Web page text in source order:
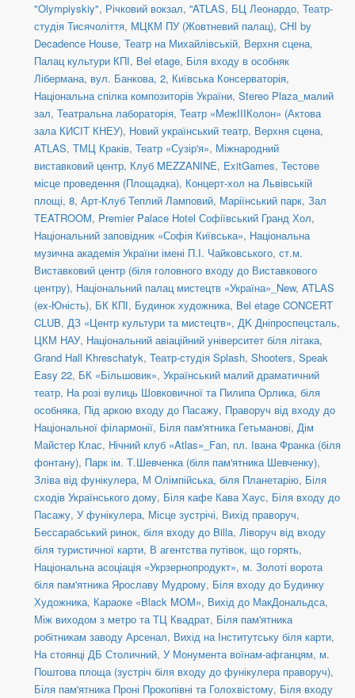
"Olympiyskiy", Річковий вокзал, ''ATLAS, БЦ Леонардо, Театр-
студія Тисячоліття, МЦКМ ПУ (Жовтневий палац), CHI by
Decadence House, Театр на Михайлівській, Верхня сцена,
Палац культури КПІ, Bel etage, Біля входу в особняк
Лібермана, вул. Банкова, 2, Київська Консерваторія,
Національна спілка композиторів України, Stereo Plaza_малий
зал, Театральна лабораторія, Театр «МежIIIКолон» (Актова
зала КИСІТ КНЕУ), Новий український театр, Верхня сцена,
ATLAS, ТМЦ Краків, Театр «Сузір'я», Міжнародний
виставковий центр, Клуб MEZZANINE, ExitGames, Тестове
місце проведення (Площадка), Концерт-хол на Львівській
площі, 8, Арт-Клуб Теплий Ламповий, Маріїнський парк, Зал
TEATROOM, Premier Palace Hotel Софіївський Гранд Хол,
Національний заповідник «Софія Київська», Національна
музична академія України імені П.І. Чайковського, ст.м.
Виставковий центр (біля головного входу до Виставкового
центру), Національний палац мистецтв «Україна»_New, ATLAS
(ex-Юність), БК КПІ, Будинок художника, Bel etage CONCERT
CLUB, ДЗ «Центр культури та мистецтв», ДK Дніпроспецсталь,
ЦКМ НАУ, Національний авіаційний університет біля літака,
Grand Hall Khreschatyk, Театр-студія Splash, Shooters, Speak
Easy 22, БК «Більшовик», Український малий драматичний
театр, На розі вулиць Шовковичної та Пилипа Орлика, біля
особняка, Під аркою входу до Пасажу, Праворуч від входу до
Національної філармонії, Біля пам'ятника Гетьманові, Дім
Майстер Клас, Нічний клуб «Atlas»_Fan, пл. Івана Франка (біля
фонтану), Парк ім. Т.Шевченка (біля пам'ятника Шевченку),
Зліва від фунікулера, М Олімпійська, біля Планетарію, Біля
сходів Українського дому, Біля кафе Кава Хаус, Біля входу до
Пасажу, У фунікулера, Місце зустрічі, Вихід праворуч,
Бессарабський ринок, біля входу до Billa, Ліворуч від входу
біля туристичної карти, В агентства путівок, що горять,
Національна асоціація «Укрзернопродукт», м. Золоті ворота
біля пам'ятника Ярославу Мудрому, Біля входу до Будинку
Художника, Караоке «Black MOM», Вихід до МакДональдса,
Між виходом з метро та ТЦ Квадрат, Біля пам'ятника
робітникам заводу Арсенал, Вихід на Інститутську біля карти,
На стоянці ДБ Столичний, У Монумента воїнам-афганцям, м.
Поштова площа (зустріч біля входу до фунікулера праворуч),
Біля пам'ятника Проні Прокопівні та Голохвістому, Біля входу